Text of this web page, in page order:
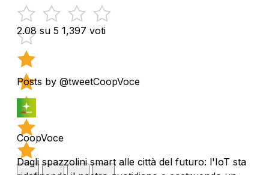
2.08 su 5 1,397 voti
Posts by @tweetCoopVoce
CoopVoce
Dagli spazzolini smart alle città del futuro: l'IoT sta